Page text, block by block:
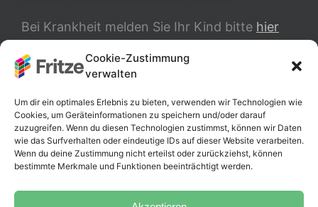
Cookie-Zustimmung
verwalten
Um dir ein optimales Erlebnis zu bieten, verwenden wir Technologien wie
Cookies, um Geräteinformationen zu speichern und/oder darauf
zuzugreifen. Wenn du diesen Technologien zustimmst, können wir Daten
wie das Surfverhalten oder eindeutige IDs auf dieser Website verarbeiten.
Wenn du deine Zustimmung nicht erteilst oder zurückziehst, können
bestimmte Merkmale und Funktionen beeinträchtigt werden.
Bei Krankheit melden Sie Ihr Kind bitte hier
TRANSLATE